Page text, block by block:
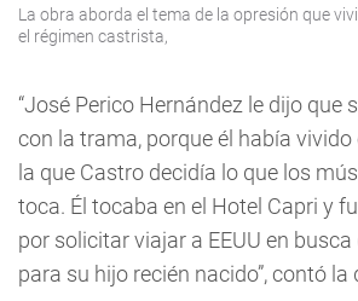
La obra aborda el tema de la opresión que
el régimen castrista,
“José Perico Hernández le dijo que
con la trama, porque él había vivido
la que Castro decidía lo que los
toca. Él tocaba en el Hotel Capri y
por solicitar viajar a EEUU en
para su hijo recién nacido”, contó la